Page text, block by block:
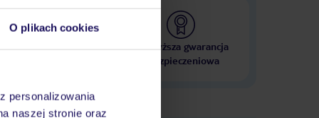
O plikach cookies
personalizowania
naszej stronie oraz
Najwyższa gwarancja
ubezpieczeniowa